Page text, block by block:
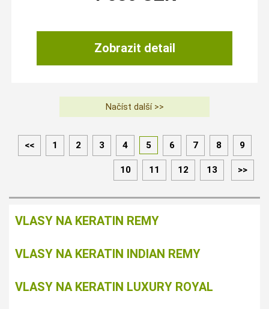
Zobrazit detail
<< 1 2 3 4 5 6 7 8 9
10 11 12 13 >>
VLASY NA KERATIN REMY
VLASY NA KERATIN INDIAN REMY
VLASY NA KERATIN LUXURY ROYAL